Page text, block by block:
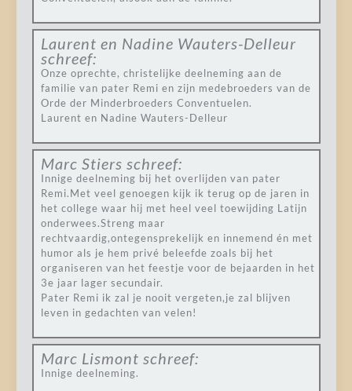
Laurent en Nadine Wauters-Delleur
schreef:
Onze oprechte, christelijke deelneming aan de
familie van pater Remi en zijn medebroeders van de
Orde der Minderbroeders Conventuelen.
Laurent en Nadine Wauters-Delleur
Marc Stiers schreef:
Innige deelneming bij het overlijden van pater
Remi.Met veel genoegen kijk ik terug op de jaren in
het college waar hij met heel veel toewijding Latijn
onderwees.Streng maar
rechtvaardig,ontegensprekelijk en innemend én met
humor als je hem privé beleefde zoals bij het
organiseren van het feestje voor de bejaarden in het
3e jaar lager secundair.
Pater Remi ik zal je nooit vergeten,je zal blijven
leven in gedachten van velen!
Marc Lismont schreef:
Innige deelneming.